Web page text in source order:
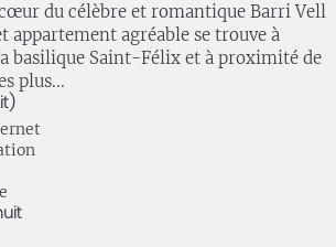
du célèbre et romantique Barri Vell
appartement agréable se trouve à
basilique Saint-Félix et à proximité de
plus...